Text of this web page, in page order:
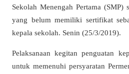
Sekolah Menengah Pertama (SMP)
yang belum memiliki sertifikat
kepala sekolah. Senin (25/3/2019).
Pelaksanaan kegitan penguatan
untuk memenuhi persyaratan